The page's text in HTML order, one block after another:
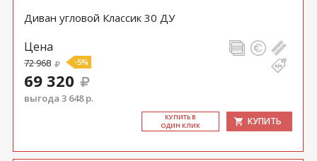
Диван угловой Классик 30 ДУ
Цена
72 968 -5%
69 320
выгода 3 648 р.
КУ­ПИТЬ В
ОДИН КЛИК
КУПИТЬ